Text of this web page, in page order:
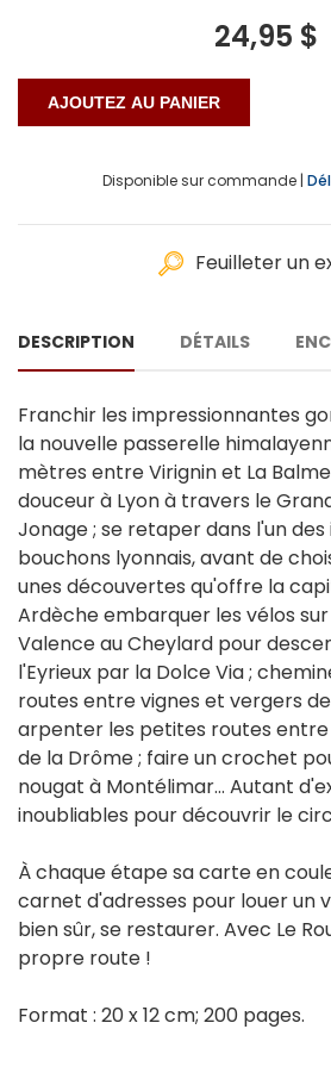
24,95 $
Disponible sur commande |
Feuilleter un
DESCRIPTION DÉTAILS
Franchir les impressionnantes
la nouvelle passerelle
mètres entre Virignin et La
douceur à Lyon à travers le
Jonage ; se retaper dans l'un
bouchons lyonnais, avant de
unes découvertes qu'offre la
Ardèche embarquer les vélos
Valence au Cheylard pour
l'Eyrieux par la Dolce Via ;
routes entre vignes et vergers
arpenter les petites routes
de la Drôme ; faire un crochet
nougat à Montélimar... Autant
inoubliables pour découvrir le
À chaque étape sa carte en
carnet d'adresses pour louer un
bien sûr, se restaurer. Avec Le
propre route !
Format : 20 x 12 cm; 200 pages.